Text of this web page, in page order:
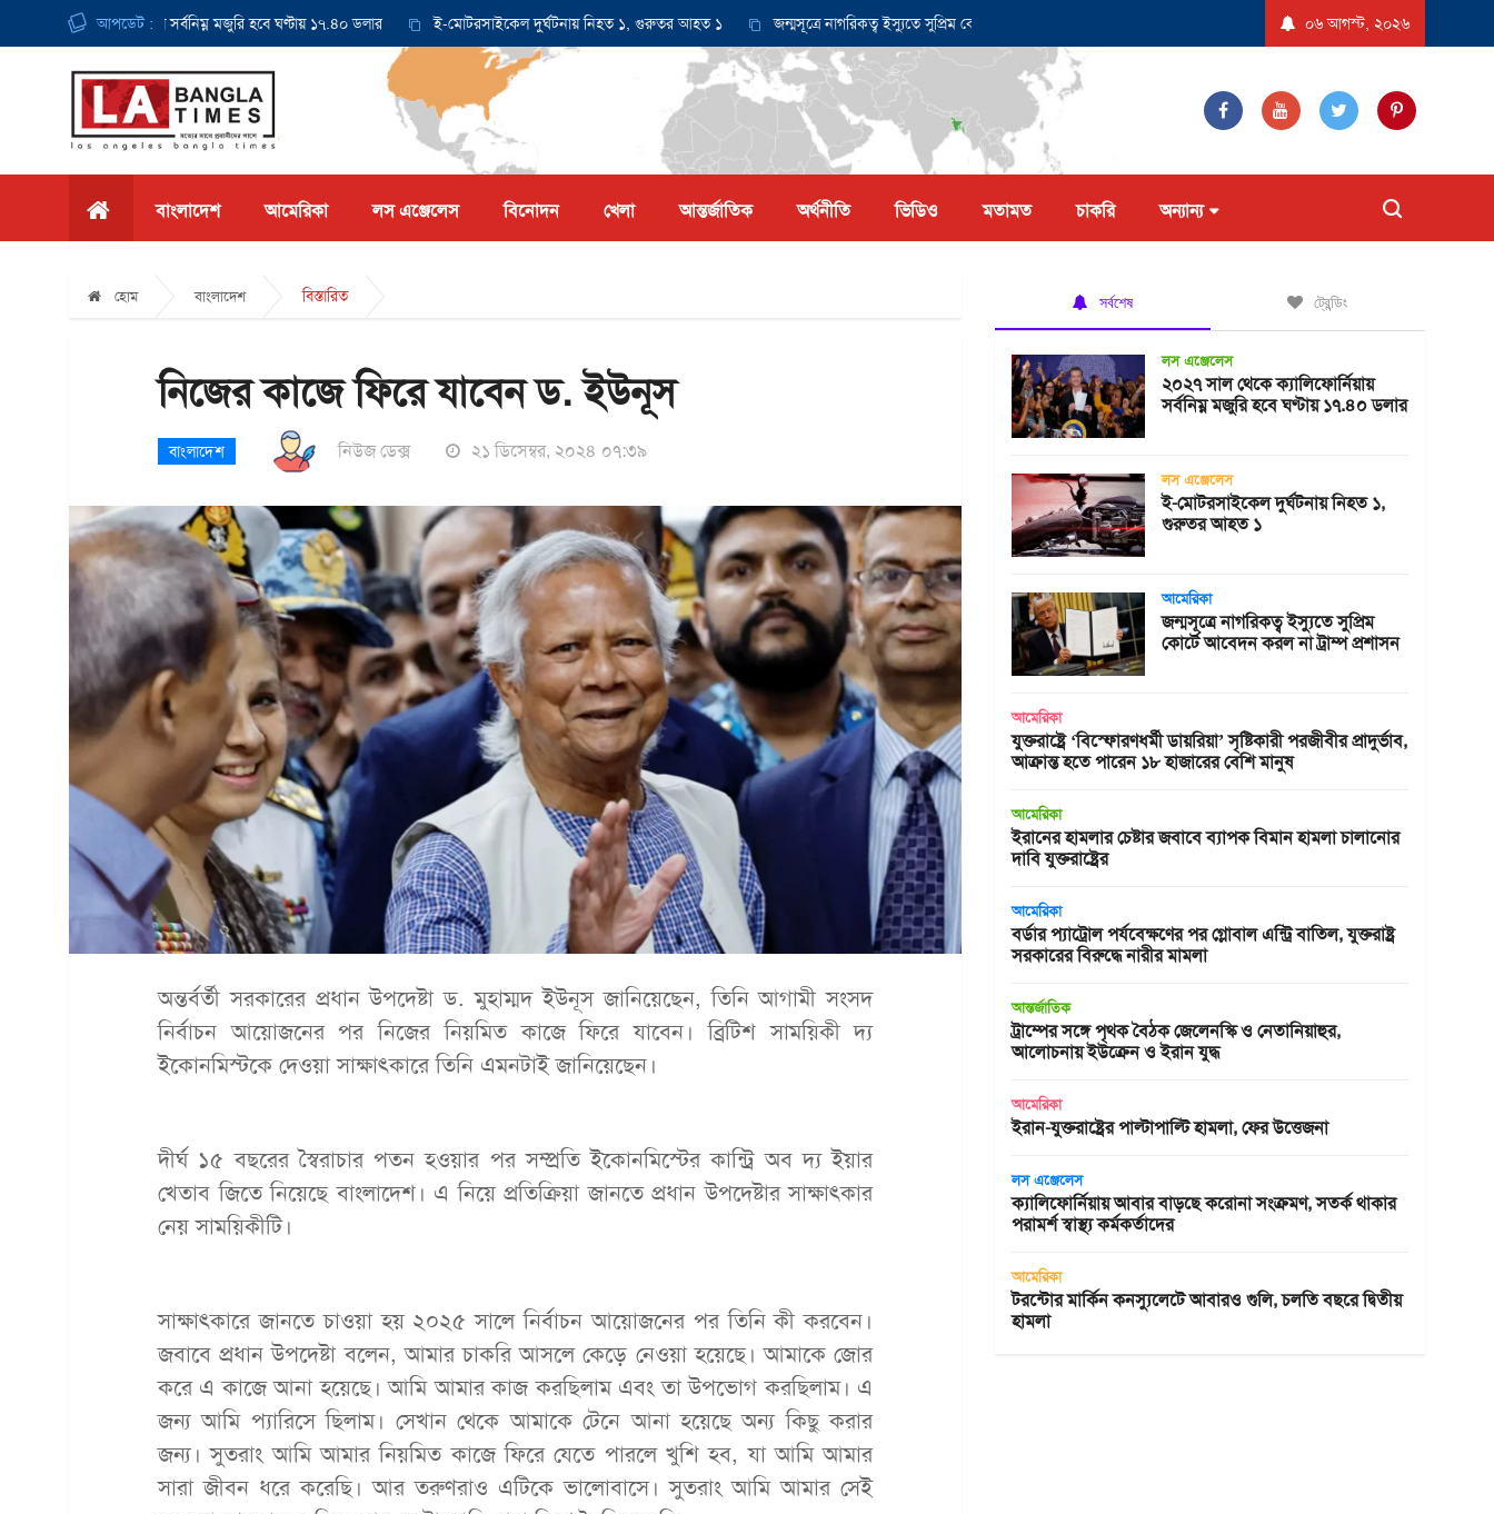
আপডেট :
ক্যালিফোর্নিয়ায় সর্বনিম্ন মজুরি হবে ঘণ্টায় ১৭.৪০ ডলার ই-মোটরসাইকেল দুর্ঘটনায় নিহত ১, গুরুতর আহত ১ জন্মসূত্রে নাগরিকত্ব ইস্যুতে সুপ্রিম কোর্টে আবেদন করল না ট্রাম্প প্রশাসন যুক্তরাষ্ট্রে ‘বিস্ফোরণধর্মী ডায়রিয়া’ সৃষ্টিকারী
০৬ আগস্ট, ২০২৬
বাংলাদেশ আমেরিকা লস এঞ্জেলেস বিনোদন খেলা আন্তর্জাতিক অর্থনীতি ভিডিও মতামত চাকরি অন্যান্য
হোম বাংলাদেশ বিস্তারিত
নিজের কাজে ফিরে যাবেন ড. ইউনূস
বাংলাদেশ নিউজ ডেক্স ২১ ডিসেম্বর, ২০২৪ ০৭:৩৯
অন্তর্বর্তী সরকারের প্রধান উপদেষ্টা ড. মুহাম্মদ ইউনূস জানিয়েছেন, তিনি আগামী সংসদ
নির্বাচন আয়োজনের পর নিজের নিয়মিত কাজে ফিরে যাবেন। ব্রিটিশ সাময়িকী দ্য
ইকোনমিস্টকে দেওয়া সাক্ষাৎকারে তিনি এমনটাই জানিয়েছেন।
দীর্ঘ ১৫ বছরের স্বৈরাচার পতন হওয়ার পর সম্প্রতি ইকোনমিস্টের কান্ট্রি অব দ্য ইয়ার
খেতাব জিতে নিয়েছে বাংলাদেশ। এ নিয়ে প্রতিক্রিয়া জানতে প্রধান উপদেষ্টার সাক্ষাৎকার
নেয় সাময়িকীটি।
সাক্ষাৎকারে জানতে চাওয়া হয় ২০২৫ সালে নির্বাচন আয়োজনের পর তিনি কী করবেন।
জবাবে প্রধান উপদেষ্টা বলেন, আমার চাকরি আসলে কেড়ে নেওয়া হয়েছে। আমাকে জোর
করে এ কাজে আনা হয়েছে। আমি আমার কাজ করছিলাম এবং তা উপভোগ করছিলাম। এ
জন্য আমি প্যারিসে ছিলাম। সেখান থেকে আমাকে টেনে আনা হয়েছে অন্য কিছু করার
জন্য। সুতরাং আমি আমার নিয়মিত কাজে ফিরে যেতে পারলে খুশি হব, যা আমি আমার
সারা জীবন ধরে করেছি। আর তরুণরাও এটিকে ভালোবাসে। সুতরাং আমি আমার সেই
সর্বশেষ ট্রেন্ডিং
লস এঞ্জেলেস
২০২৭ সাল থেকে ক্যালিফোর্নিয়ায়
সর্বনিম্ন মজুরি হবে ঘণ্টায় ১৭.৪০ ডলার
লস এঞ্জেলেস
ই-মোটরসাইকেল দুর্ঘটনায় নিহত ১,
গুরুতর আহত ১
আমেরিকা
জন্মসূত্রে নাগরিকত্ব ইস্যুতে সুপ্রিম
কোর্টে আবেদন করল না ট্রাম্প প্রশাসন
আমেরিকা
যুক্তরাষ্ট্রে ‘বিস্ফোরণধর্মী ডায়রিয়া’ সৃষ্টিকারী পরজীবীর প্রাদুর্ভাব,
আক্রান্ত হতে পারেন ১৮ হাজারের বেশি মানুষ
আমেরিকা
ইরানের হামলার চেষ্টার জবাবে ব্যাপক বিমান হামলা চালানোর
দাবি যুক্তরাষ্ট্রের
আমেরিকা
বর্ডার প্যাট্রোল পর্যবেক্ষণের পর গ্লোবাল এন্ট্রি বাতিল, যুক্তরাষ্ট্র
সরকারের বিরুদ্ধে নারীর মামলা
আন্তর্জাতিক
ট্রাম্পের সঙ্গে পৃথক বৈঠক জেলেনস্কি ও নেতানিয়াহুর,
আলোচনায় ইউক্রেন ও ইরান যুদ্ধ
আমেরিকা
ইরান-যুক্তরাষ্ট্রের পাল্টাপাল্টি হামলা, ফের উত্তেজনা
লস এঞ্জেলেস
ক্যালিফোর্নিয়ায় আবার বাড়ছে করোনা সংক্রমণ, সতর্ক থাকার
পরামর্শ স্বাস্থ্য কর্মকর্তাদের
আমেরিকা
টরন্টোর মার্কিন কনস্যুলেটে আবারও গুলি, চলতি বছরে দ্বিতীয়
হামলা